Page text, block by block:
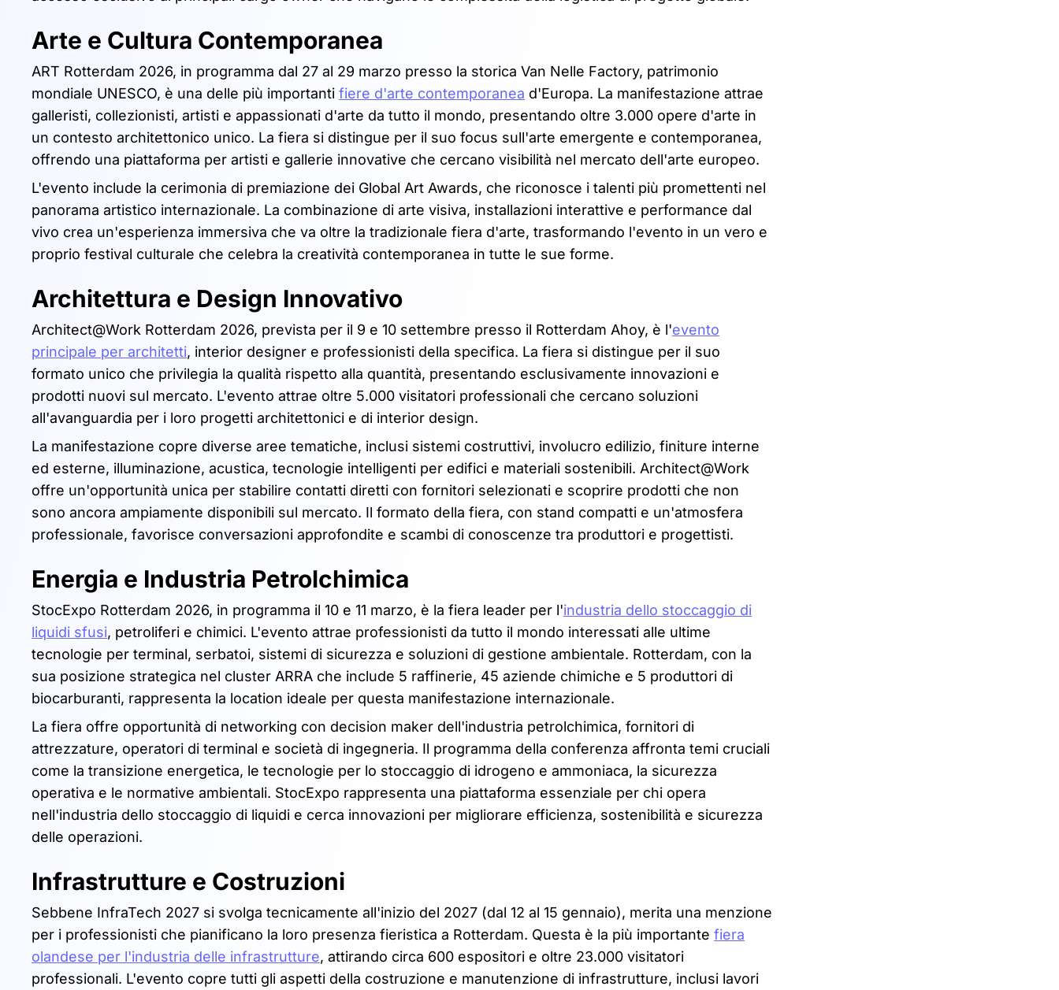
Arte e Cultura Contemporanea
ART Rotterdam 2026, in programma dal 27 al 29 marzo presso la storica Van Nelle Factory, patrimonio
mondiale UNESCO, è una delle più importanti fiere d'arte contemporanea d'Europa. La manifestazione attrae
galleristi, collezionisti, artisti e appassionati d'arte da tutto il mondo, presentando oltre 3.000 opere d'arte in
un contesto architettonico unico. La fiera si distingue per il suo focus sull'arte emergente e contemporanea,
offrendo una piattaforma per artisti e gallerie innovative che cercano visibilità nel mercato dell'arte europeo.
L'evento include la cerimonia di premiazione dei Global Art Awards, che riconosce i talenti più promettenti nel
panorama artistico internazionale. La combinazione di arte visiva, installazioni interattive e performance dal
vivo crea un'esperienza immersiva che va oltre la tradizionale fiera d'arte, trasformando l'evento in un vero e
proprio festival culturale che celebra la creatività contemporanea in tutte le sue forme.
Architettura e Design Innovativo
Architect@Work Rotterdam 2026, prevista per il 9 e 10 settembre presso il Rotterdam Ahoy, è l'evento
principale per architetti, interior designer e professionisti della specifica. La fiera si distingue per il suo
formato unico che privilegia la qualità rispetto alla quantità, presentando esclusivamente innovazioni e
prodotti nuovi sul mercato. L'evento attrae oltre 5.000 visitatori professionali che cercano soluzioni
all'avanguardia per i loro progetti architettonici e di interior design.
La manifestazione copre diverse aree tematiche, inclusi sistemi costruttivi, involucro edilizio, finiture interne
ed esterne, illuminazione, acustica, tecnologie intelligenti per edifici e materiali sostenibili. Architect@Work
offre un'opportunità unica per stabilire contatti diretti con fornitori selezionati e scoprire prodotti che non
sono ancora ampiamente disponibili sul mercato. Il formato della fiera, con stand compatti e un'atmosfera
professionale, favorisce conversazioni approfondite e scambi di conoscenze tra produttori e progettisti.
Energia e Industria Petrolchimica
StocExpo Rotterdam 2026, in programma il 10 e 11 marzo, è la fiera leader per l'industria dello stoccaggio di
liquidi sfusi, petroliferi e chimici. L'evento attrae professionisti da tutto il mondo interessati alle ultime
tecnologie per terminal, serbatoi, sistemi di sicurezza e soluzioni di gestione ambientale. Rotterdam, con la
sua posizione strategica nel cluster ARRA che include 5 raffinerie, 45 aziende chimiche e 5 produttori di
biocarburanti, rappresenta la location ideale per questa manifestazione internazionale.
La fiera offre opportunità di networking con decision maker dell'industria petrolchimica, fornitori di
attrezzature, operatori di terminal e società di ingegneria. Il programma della conferenza affronta temi cruciali
come la transizione energetica, le tecnologie per lo stoccaggio di idrogeno e ammoniaca, la sicurezza
operativa e le normative ambientali. StocExpo rappresenta una piattaforma essenziale per chi opera
nell'industria dello stoccaggio di liquidi e cerca innovazioni per migliorare efficienza, sostenibilità e sicurezza
delle operazioni.
Infrastrutture e Costruzioni
Sebbene InfraTech 2027 si svolga tecnicamente all'inizio del 2027 (dal 12 al 15 gennaio), merita una menzione
per i professionisti che pianificano la loro presenza fieristica a Rotterdam. Questa è la più importante fiera
olandese per l'industria delle infrastrutture, attirando circa 600 espositori e oltre 23.000 visitatori
professionali. L'evento copre tutti gli aspetti della costruzione e manutenzione di infrastrutture, inclusi lavori